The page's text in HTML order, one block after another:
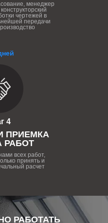
4
ПРИЕМКА
РАБОТ
всех работ,
принять и
расчет
менеджер
чертежей в
передачи
РАБОТАТЬ